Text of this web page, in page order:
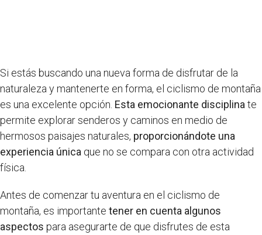
Si estás buscando una nueva forma de disfrutar de la
naturaleza y mantenerte en forma, el ciclismo de montaña
es una excelente opción. Esta emocionante disciplina te
permite explorar senderos y caminos en medio de
hermosos paisajes naturales, proporcionándote una
experiencia única que no se compara con otra actividad
física.
Antes de comenzar tu aventura en el ciclismo de
montaña, es importante tener en cuenta algunos
aspectos para asegurarte de que disfrutes de esta